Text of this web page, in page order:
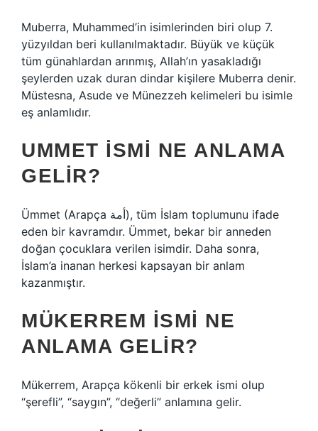
Muberra, Muhammed’in isimlerinden biri olup 7.
yüzyıldan beri kullanılmaktadır. Büyük ve küçük
tüm günahlardan arınmış, Allah’ın yasakladığı
şeylerden uzak duran dindar kişilere Muberra denir.
Müstesna, Asude ve Münezzeh kelimeleri bu isimle
eş anlamlıdır.
UMMET ISMI NE ANLAMA
GELIR?
Ümmet (Arapça أمة), tüm İslam toplumunu ifade
eden bir kavramdır. Ümmet, bekar bir anneden
doğan çocuklara verilen isimdir. Daha sonra,
İslam’a inanan herkesi kapsayan bir anlam
kazanmıştır.
MÜKERREM ISMI NE
ANLAMA GELIR?
Mükerrem, Arapça kökenli bir erkek ismi olup
“şerefli”, “saygın”, “değerli” anlamına gelir.